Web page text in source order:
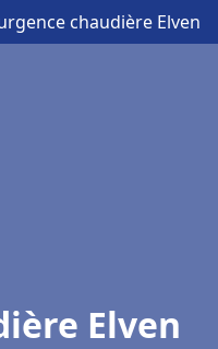
chaudière Elven
Elven